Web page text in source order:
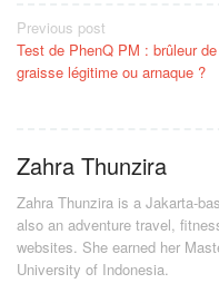
Post
navigation
Previous post
Test de PhenQ PM : brûleur de
graisse légitime ou arnaque ?
Zahra Thunzira
Zahra Thunzira is a Jakarta-
also an adventure travel,
websites. She earned her
University of Indonesia.